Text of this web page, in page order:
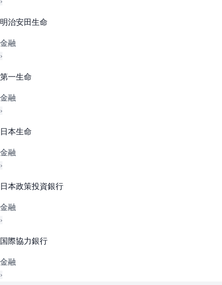
明治安田生命
金融
›
第一生命
金融
›
日本生命
金融
›
日本政策投資銀行
金融
›
国際協力銀行
金融
›